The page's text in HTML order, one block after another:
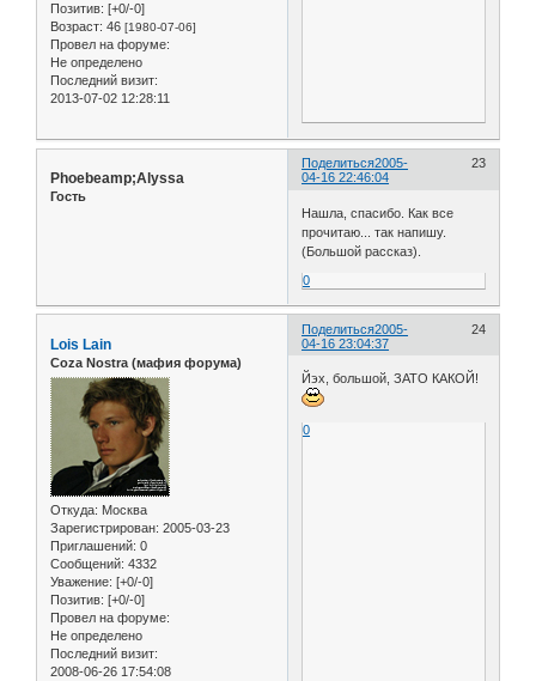
Позитив: [+0/-0]
Возраст: 46 [1980-07-06]
Провел на форуме:
Не определено
Последний визит:
2013-07-02 12:28:11
Поделиться 23
2005-
04-16 22:46:04
Phoebeamp;Alyssa
Гость
Нашла, спасибо. Как все
прочитаю... так напишу.
(Большой рассказ).
0
Поделиться 24
2005-
04-16 23:04:37
Lois Lain
Coza Nostra (мафия форума)
Откуда: Москва
Зарегистрирован: 2005-03-23
Приглашений: 0
Сообщений: 4332
Уважение: [+0/-0]
Позитив: [+0/-0]
Провел на форуме:
Не определено
Последний визит:
2008-06-26 17:54:08
Йэх, большой, ЗАТО КАКОЙ!
0